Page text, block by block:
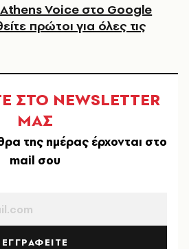
Voice στο Google
πρώτοι για όλες τις
ΣΤΟ NEWSLETTER
ΜΑΣ
της ημέρας έρχονται στο
mail σου
ΕΓΓΡΑΦΕΙΤΕ